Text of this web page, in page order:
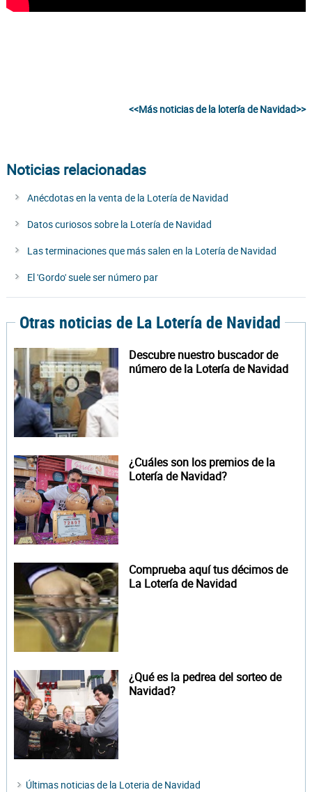
<<Más noticias de la lotería de Navidad>>
Noticias relacionadas
Anécdotas en la venta de la Lotería de Navidad
Datos curiosos sobre la Lotería de Navidad
Las terminaciones que más salen en la Lotería de Navidad
El 'Gordo' suele ser número par
Otras noticias de La Lotería de Navidad
Descubre nuestro buscador de
número de la Lotería de Navidad
¿Cuáles son los premios de la
Lotería de Navidad?
Comprueba aquí tus décimos de
La Lotería de Navidad
¿Qué es la pedrea del sorteo de
Navidad?
Últimas noticias de la Loteria de Navidad